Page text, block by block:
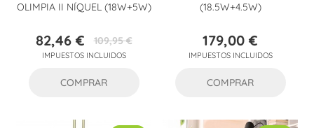
OLIMPIA II NÍQUEL (18W+5W)
Precio
82,46 €Precio
base
109,95 €
IMPUESTOS INCLUIDOS
COMPRAR
(18.5W+4.5W)
Precio
179,00 €
IMPUESTOS INCLUIDOS
COMPRAR